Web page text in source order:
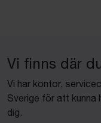
Vi finns där
Vi har kontor,
Sverige för att kunna
dig.